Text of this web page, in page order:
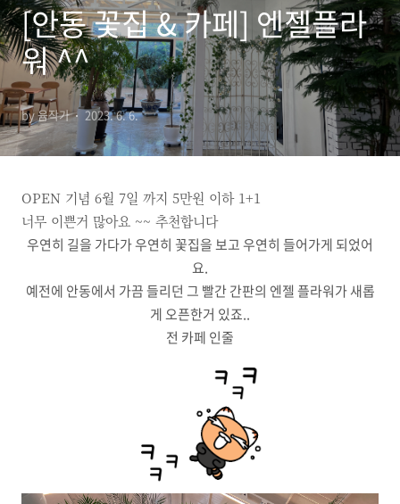
[안동 꽃집 & 카페] 엔젤플라
워 ^^
by 윰작가 2023. 6. 6.
OPEN 기념 6월 7일 까지 5만원 이하 1+1
너무 이쁜거 많아요 ~~ 추천합니다
우연히 길을 가다가 우연히 꽃집을 보고 우연히 들어가게 되었어
요.
예전에 안동에서 가끔 들리던 그 빨간 간판의 엔젤 플라워가 새롭
게 오픈한거 있죠..
전 카페 인줄